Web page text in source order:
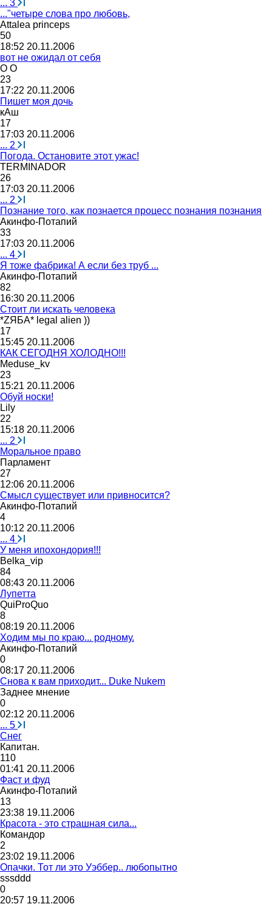
... 3
..."четыре слова про любовь,
Attalea princeps
50
18:52 20.11.2006
вот не ожидал от себя
O O
23
17:22 20.11.2006
Пишет моя дочь
кАш
17
17:03 20.11.2006
... 2
Погода. Остановите этот ужас!
TERMINADOR
26
17:03 20.11.2006
... 2
Познание того, как познается процесс познания познания
Акинфо-Потапий
33
17:03 20.11.2006
... 4
Я тоже фабрика! А если без труб ...
Акинфо-Потапий
82
16:30 20.11.2006
Стоит ли искать человека
*ZЯБА* legal alien ))
17
15:45 20.11.2006
КАК СЕГОДНЯ ХОЛОДНО!!!
Meduse_kv
23
15:21 20.11.2006
Обуй носки!
Lil у
22
15:18 20.11.2006
... 2
Моральное право
Парламент
27
12:06 20.11.2006
Смысл существует или привносится?
Акинфо-Потапий
4
10:12 20.11.2006
... 4
У меня ипохондория!!!
Belka_vip
84
08:43 20.11.2006
Лупетта
QuiProQuo
8
08:19 20.11.2006
Ходим мы по краю... родному.
Акинфо-Потапий
0
08:17 20.11.2006
Снова к вам приходит... Duke Nukem
Заднее мнение
0
02:12 20.11.2006
... 5
Снег
Капитан.
110
01:41 20.11.2006
Фаст и фуд
Акинфо-Потапий
13
23:38 19.11.2006
Красота - это страшная сила...
Командор
2
23:02 19.11.2006
Опачки. Тот ли это Уэббер.. любопытно
sssddd
0
20:57 19.11.2006